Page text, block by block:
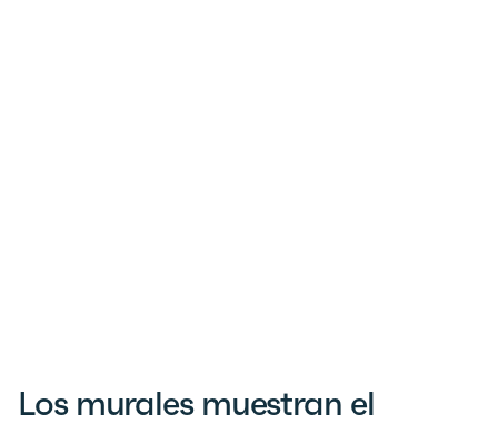
Los murales muestran el